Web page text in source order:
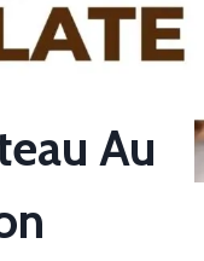
Au